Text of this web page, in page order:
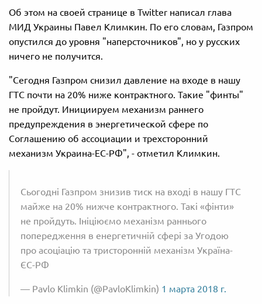
Об этом на своей странице в Twitter написал глава
МИД Украины Павел Климкин. По его словам, Газпром
опустился до уровня "наперсточников", но у русских
ничего не получится.
"Сегодня Газпром снизил давление на входе в нашу
ГТС почти на 20% ниже контрактного. Такие "финты"
не пройдут. Инициируем механизм раннего
предупреждения в энергетической сфере по
Соглашению об ассоциации и трехсторонний
механизм Украина-ЕС-РФ", - отметил Климкин.
Сьогодні Газпром знизив тиск на вході в нашу ГТС
майже на 20% нижче контрактного. Такі «фінти»
не пройдуть. Ініціюємо механізм раннього
попередження в енергетичній сфері за Угодою
про асоціацію та тристоронній механізм Україна-
ЄС-РФ
— Pavlo Klimkin (@PavloKlimkin) 1 марта 2018 г.